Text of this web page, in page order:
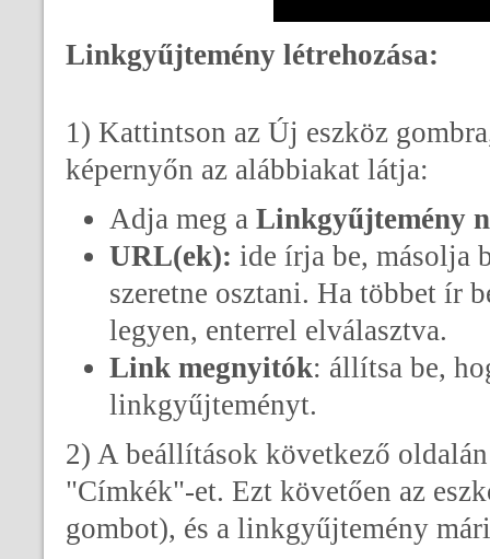
Linkgyűjtemény létrehozása:
1) Kattintson az Új eszköz
képernyőn az alábbiakat látja:
Adja meg a Linkgyűjtemény
URL(ek): ide írja be, másolja
szeretne osztani. Ha többet ír
legyen, enterrel elválasztva.
Link megnyitók: állítsa be,
linkgyűjteményt.
2) A beállítások következő
"Címkék"-et. Ezt követően az
gombot), és a linkgyűjtemény